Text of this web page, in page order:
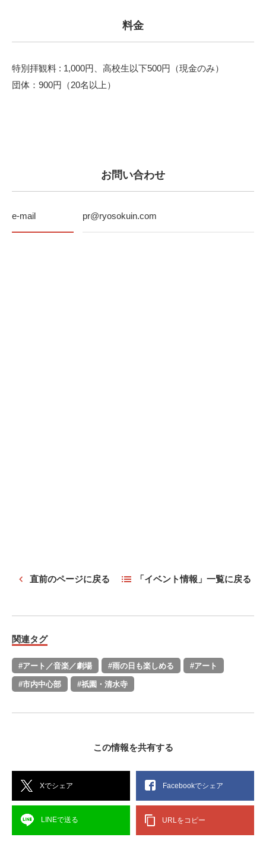
料金
特別拝観料 : 1,000円、高校生以下500円（現金のみ）
団体：900円（20名以上）
お問い合わせ
e-mail pr@ryosokuin.com
直前のページに戻る 「イベント情報」一覧に戻る
関連タグ
#アート／音楽／劇場 #雨の日も楽しめる #アート
#市内中心部 #祇園・清水寺
この情報を共有する
Xでシェア Facebookでシェア
LINEで送る URLをコピー